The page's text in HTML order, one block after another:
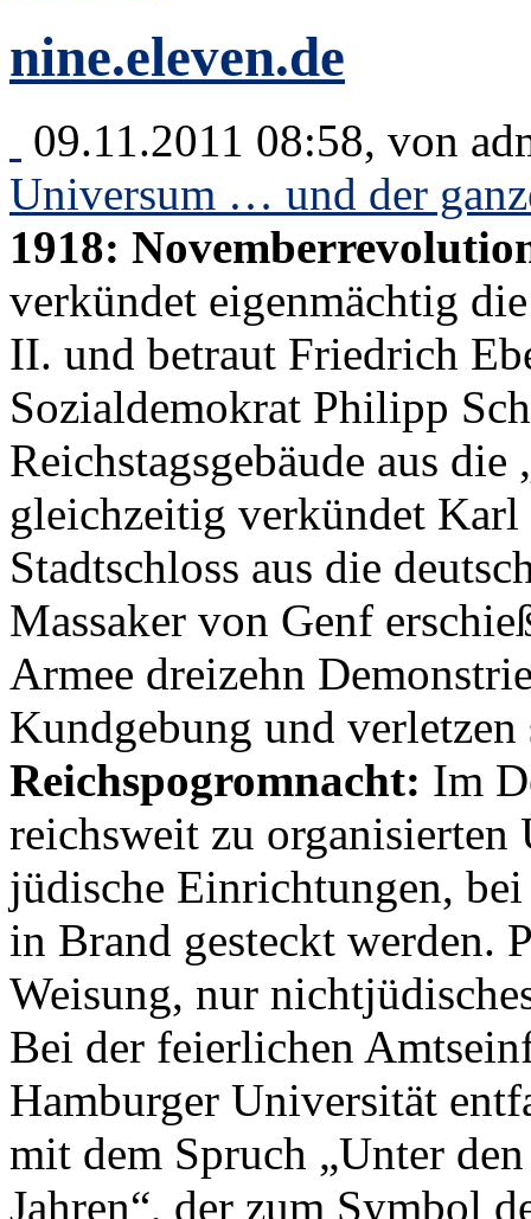
nine.eleven.de
09.11.2011 08:58, von
Universum … und der
1918:
verkündet eigenmächtig
II. und betraut Friedrich
Sozialdemokrat Philipp
Reichstagsgebäude aus
gleichzeitig verkündet
Stadtschloss aus die
Massaker von Genf
Armee dreizehn
Kundgebung und
Reichspogromnacht: Im
reichsweit zu organisierten
jüdische Einrichtungen,
in Brand gesteckt werden.
Weisung, nur
Bei der feierlichen
Hamburger Universität
mit dem Spruch „Unter
Jahren“, der zum Symbol